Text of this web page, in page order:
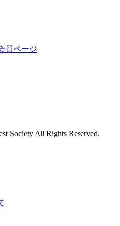
員ページ
Society All Rights Reserved.